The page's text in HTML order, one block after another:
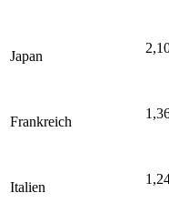
Japan
Frankreich
Italien